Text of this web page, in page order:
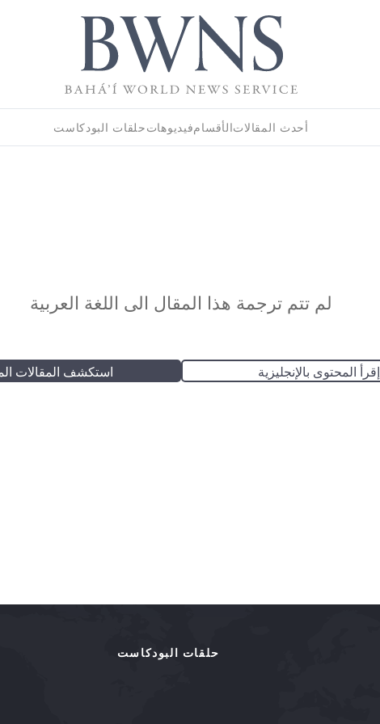
أحدث المقالاتالأقسامفيديوهاتحلقات البودكاست
لم تتم ترجمة هذا المقال الى اللغة العربية
إقرأ المحتوى بالإنجليزية استكشف المقالات
حلقات البودكاست